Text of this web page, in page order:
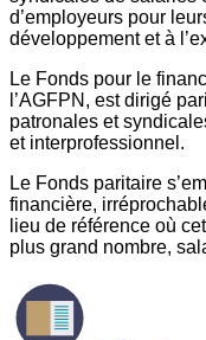
d’employeurs pour
développement et à
Le Fonds pour le
l’AGFPN, est dirigé
patronales et
et interprofessionnel.
Le Fonds paritaire
financière,
lieu de référence où
plus grand nombre,